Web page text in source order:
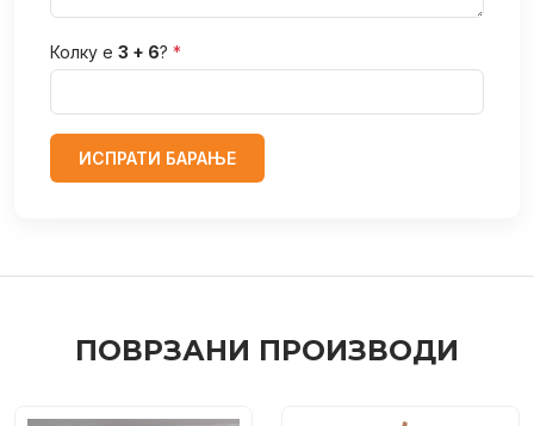
Колку е 3 + 6? *
ИСПРАТИ БАРАЊЕ
ПОВРЗАНИ ПРОИЗВОДИ